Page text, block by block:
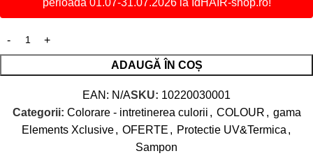
perioada 01.07-31.07.2026 la IdHAIR-shop.ro!
ADAUGĂ ÎN COȘ
EAN: N/ASKU: 10220030001
Categorii: Colorare - intretinerea culorii , COLOUR , gama
Elements Xclusive , OFERTE , Protectie UV&Termica ,
Sampon